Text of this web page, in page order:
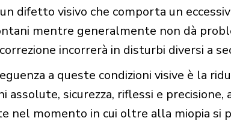
un difetto visivo che comporta un
mentre generalmente non dà
correzione incorrerà in disturbi diversi a
a queste condizioni visive è la
assolute, sicurezza, riflessi e
nel momento in cui oltre alla miopia si